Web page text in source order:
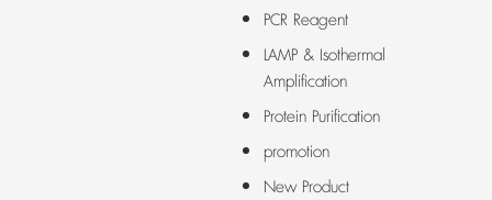
PCR Reagent
LAMP & Isothermal
Amplification
Protein Purification
promotion
New Product